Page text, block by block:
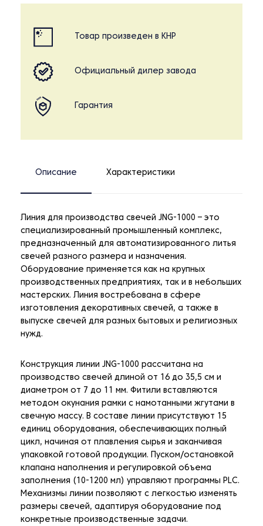
Товар произведен в КНР
Официальный дилер завода
Гарантия
Описание Характеристики
Линия для производства свечей JNG-1000 – это
специализированный промышленный комплекс,
предназначенный для автоматизированного литья
свечей разного размера и назначения.
Оборудование применяется как на крупных
производственных предприятиях, так и в небольших
мастерских. Линия востребована в сфере
изготовления декоративных свечей, а также в
выпуске свечей для разных бытовых и религиозных
нужд.
Конструкция линии JNG-1000 рассчитана на
производство свечей длиной от 16 до 35,5 см и
диаметром от 7 до 11 мм. Фитили вставляются
методом окунания рамки с намотанными жгутами в
свечную массу. В составе линии присутствуют 15
единиц оборудования, обеспечивающих полный
цикл, начиная от плавления сырья и заканчивая
упаковкой готовой продукции. Пуском/остановкой
клапана наполнения и регулировкой объема
заполнения (10-1200 мл) управляют программы PLC.
Механизмы линии позволяют с легкостью изменять
размеры свечей, адаптируя оборудование под
конкретные производственные задачи.